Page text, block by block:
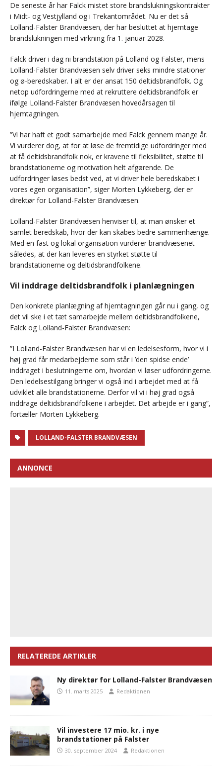
De seneste år har Falck mistet store brandslukningskontrakter
i Midt- og Vestjylland og i Trekantområdet. Nu er det så
Lolland-Falster Brandvæsen, der har besluttet at hjemtage
brandslukningen med virkning fra 1. januar 2028.
Falck driver i dag ni brandstation på Lolland og Falster, mens
Lolland-Falster Brandvæsen selv driver seks mindre stationer
og ø-beredskaber. I alt er der ansat 150 deltidsbrandfolk. Og
netop udfordringerne med at rekruttere deltidsbrandfolk er
ifølge Lolland-Falster Brandvæsen hovedårsagen til
hjemtagningen.
”Vi har haft et godt samarbejde med Falck gennem mange år.
Vi vurderer dog, at for at løse de fremtidige udfordringer med
at få deltidsbrandfolk nok, er kravene til fleksibilitet, støtte til
brandstationerne og motivation helt afgørende. De
udfordringer løses bedst ved, at vi driver hele beredskabet i
vores egen organisation”, siger Morten Lykkeberg, der er
direktør for Lolland-Falster Brandvæsen.
Lolland-Falster Brandvæsen henviser til, at man ønsker et
samlet beredskab, hvor der kan skabes bedre sammenhænge.
Med en fast og lokal organisation vurderer brandvæsenet
således, at der kan leveres en styrket støtte til
brandstationerne og deltidsbrandfolkene.
Vil inddrage deltidsbrandfolk i planlægningen
Den konkrete planlægning af hjemtagningen går nu i gang, og
det vil ske i et tæt samarbejde mellem deltidsbrandfolkene,
Falck og Lolland-Falster Brandvæsen:
”I Lolland-Falster Brandvæsen har vi en ledelsesform, hvor vi i
høj grad får medarbejderne som står i ’den spidse ende’
inddraget i beslutningerne om, hvordan vi løser udfordringerne.
Den ledelsestilgang bringer vi også ind i arbejdet med at få
udviklet alle brandstationerne. Derfor vil vi i høj grad også
inddrage deltidsbrandfolkene i arbejdet. Det arbejde er i gang”,
fortæller Morten Lykkeberg.
LOLLAND-FALSTER BRANDVÆSEN
ANNONCE
RELATEREDE ARTIKLER
Ny direktør for Lolland-Falster Brandvæsen
11. marts 2025 Redaktionen
Vil investere 17 mio. kr. i nye
brandstationer på Falster
30. september 2024 Redaktionen